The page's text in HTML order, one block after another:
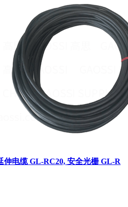
电缆 GL-RC20, 安全光栅 GL-R